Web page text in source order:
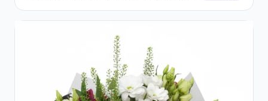
Galbeni și Crizanteme Albe